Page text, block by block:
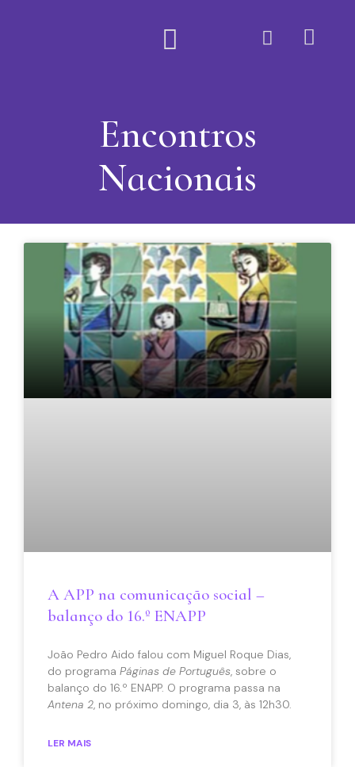
Encontros
Nacionais
A APP na comunicação social –
balanço do 16.º ENAPP
João Pedro Aido falou com Miguel Roque Dias,
do programa Páginas de Português, sobre o
balanço do 16.º ENAPP. O programa passa na
Antena 2, no próximo domingo, dia 3, às 12h30.
LER MAIS